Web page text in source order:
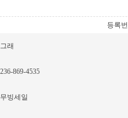
등록
그래
236-869-4535
무빙세일